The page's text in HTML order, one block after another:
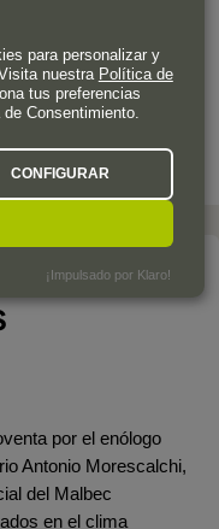
por el enólogo
Antonio Morescalchi,
del Malbec
en el clima
para personalizar y
nuestra Política de
tus preferencias
Consentimiento.
CONFIGURAR
¡Impulsado por Klaro!